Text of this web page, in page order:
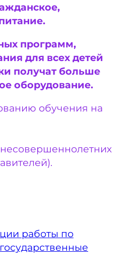
программ,
для всех детей
получат больше
оборудование.
обучения на
работы по